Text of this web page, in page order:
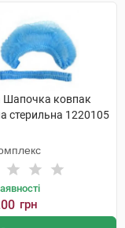
Шапочка ковпак
стерильна 1220105
грн